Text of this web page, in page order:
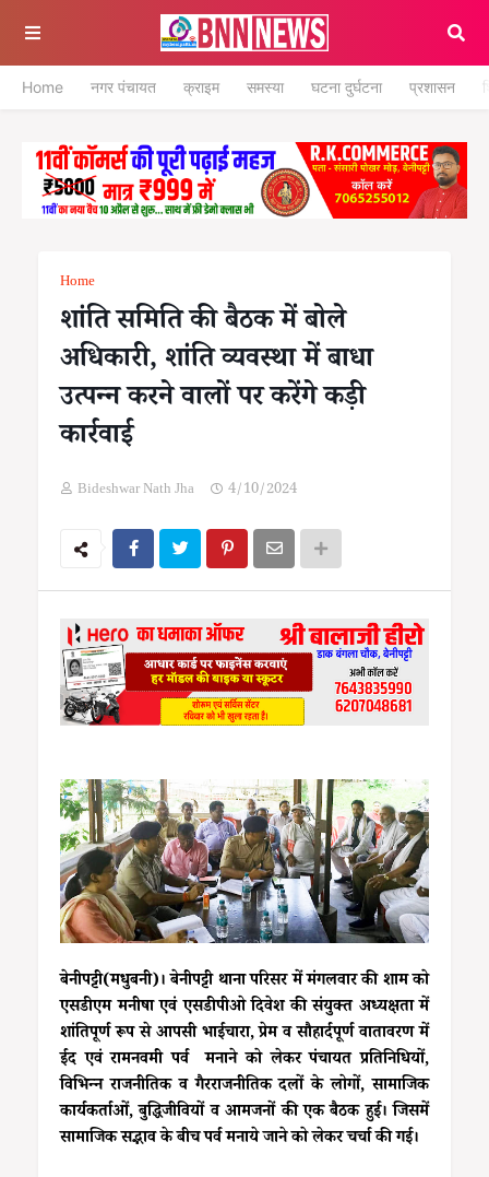
Home नगर पंचायत क्राइम समस्या घटना दुर्घटना प्रशासन
Home
शांति समिति की बैठक में बोले
अधिकारी, शांति व्यवस्था में बाधा
उत्पन्न करने वालों पर करेंगे कड़ी
कार्रवाई
Bideshwar Nath Jha 4/10/2024
बेनीपट्टी(मधुबनी)। बेनीपट्टी थाना परिसर में मंगलवार की शाम को
एसडीएम मनीषा एवं एसडीपीओ दिवेश की संयुक्त अध्यक्षता में
शांतिपूर्ण रूप से आपसी भाईचारा, प्रेम व सौहार्दपूर्ण वातावरण में
ईद एवं रामनवमी पर्व मनाने को लेकर पंचायत प्रतिनिधियों,
विभिन्न राजनीतिक व गैरराजनीतिक दलों के लोगों, सामाजिक
कार्यकर्ताओं, बुद्धिजीवियों व आमजनों की एक बैठक हुई। जिसमें
सामाजिक सद्भाव के बीच पर्व मनाये जाने को लेकर चर्चा की गई।